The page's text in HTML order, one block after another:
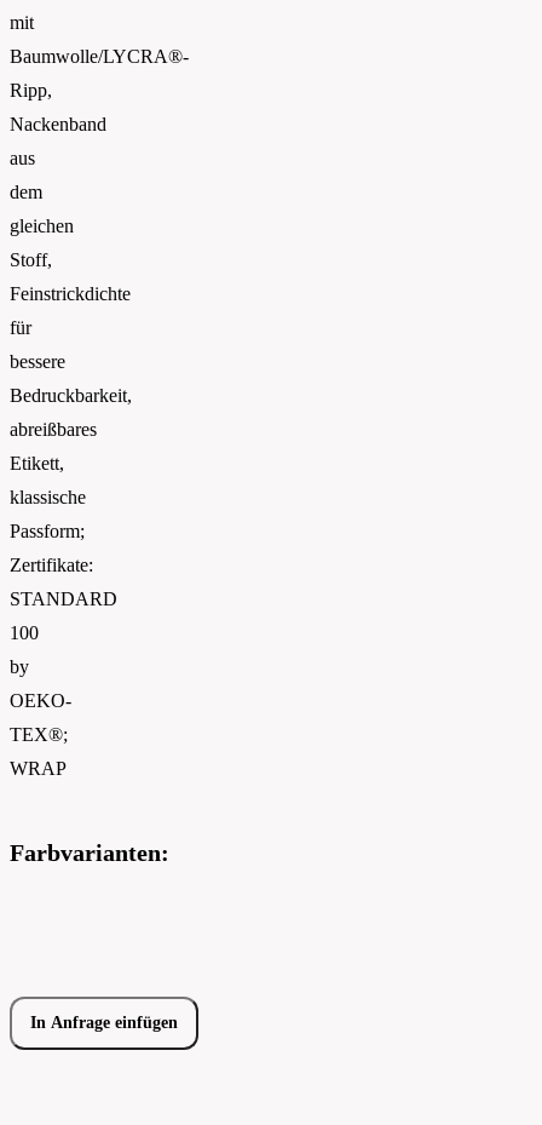
mit
Baumwolle/LYCRA®-
Ripp,
Nackenband
aus
dem
gleichen
Stoff,
Feinstrickdichte
für
bessere
Bedruckbarkeit,
abreißbares
Etikett,
klassische
Passform;
Zertifikate:
STANDARD
100
by
OEKO-
TEX®;
WRAP
Farbvarianten:
In Anfrage einfügen